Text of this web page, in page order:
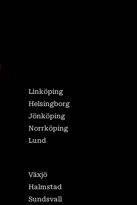
Linköping
Helsingborg
Jönköping
Norrköping
Lund
Växjö
Halmstad
Sundsvall